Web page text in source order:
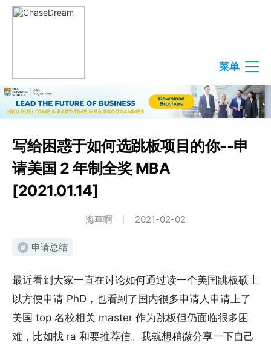
菜单
写给困惑于如何选跳板项目的你--申
请美国 2 年制全奖 MBA
[2021.01.14]
海草啊 2021-02-02
# 申请总结
最近看到大家一直在讨论如何通过读一个美国跳板硕士
以方便申请 PhD，也看到了国内很多申请人申请上了
美国 top 名校相关 master 作为跳板但仍面临很多困
难，比如找 ra 和要推荐信。我就想稍微分享一下自己